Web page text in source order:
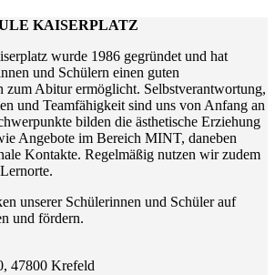
KAISERPLATZ
wurde 1986 gegründet und hat
und Schülern einen guten
zum Abitur ermöglicht. Selbstverantwortung,
und Teamfähigkeit sind uns von Anfang an
bilden die ästhetische Erziehung
Angebote im Bereich MINT, daneben
Kontakte. Regelmäßig nutzen wir zudem
unserer Schülerinnen und Schüler auf
und fördern.
47800 Krefeld